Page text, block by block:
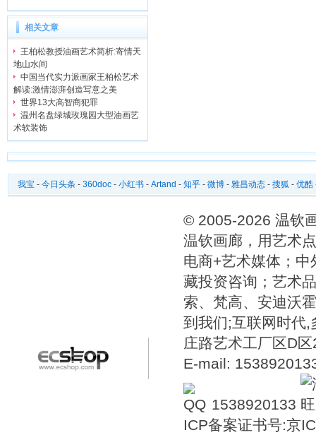
相关文章
王柏松教授油画艺术简析:寄情天
地山水间
中国当代实力派画家王柏松艺术
解读:激情澎湃创造写意之美
世界13大高智商犯罪
温州名盘绿城玫瑰园大型油画艺
术软装饰
我宝 - 今日头条 - 360doc - 小红书 - Artand - 知乎 - 微博 - 雅昌动态 - 搜狐 - 优酷
© 2005-2026 温钦
温钦画廊，用艺术
电商+艺术媒体；
藏投资咨询；艺术
索、梵高、安迪沃
到我们;互联网时代,
庄路艺术工厂区D
E-mail:
1538920133
ICP备案证书号:京